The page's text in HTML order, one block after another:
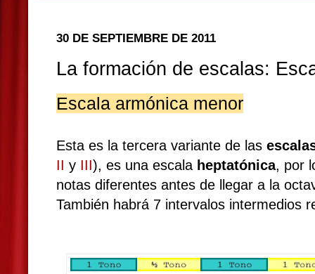
30 DE SEPTIEMBRE DE 2011
La formación de escalas:
Escala armónica menor
Esta es la tercera variante de las
II y III), es una escala heptatónica, por
notas diferentes antes de llegar a la
También habrá 7 intervalos intermedios